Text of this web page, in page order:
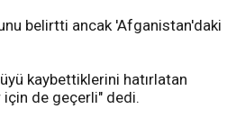
belirtti ancak 'Afganistan'daki
kaybettiklerini hatırlatan
için de geçerli" dedi.